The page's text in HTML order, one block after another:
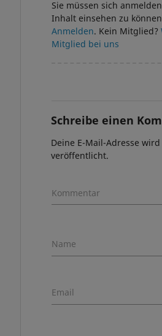
Sie müssen sich
Inhalt einsehen zu
Anmelden. Kein Mitglied?
Mitglied bei uns
Schreibe einen
Deine E-Mail-Adresse
veröffentlicht.
Kommentar
Name
Email